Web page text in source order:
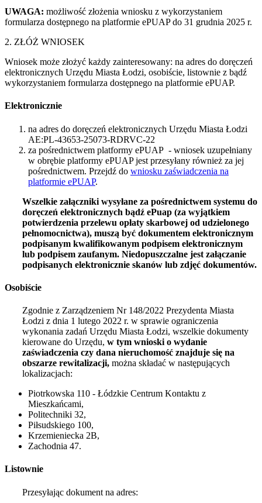
UWAGA: możliwość złożenia wniosku z wykorzystaniem
formularza dostępnego na platformie ePUAP do 31 grudnia 2025 r.
2. ZŁÓŻ WNIOSEK
Wniosek może złożyć każdy zainteresowany: na adres do doręczeń
elektronicznych Urzędu Miasta Łodzi, osobiście, listownie z bądź
wykorzystaniem formularza dostępnego na platformie ePUAP.
Elektronicznie
na adres do doręczeń elektronicznych Urzędu Miasta Łodzi
AE:PL-43653-25073-RDRVC-22
za pośrednictwem platformy ePUAP - wniosek uzupełniany
w obrębie platformy ePUAP jest przesyłany również za jej
pośrednictwem. Przejdź do wniosku zaświadczenia na
platformie ePUAP.
Wszelkie załączniki wysyłane za pośrednictwem systemu do
doręczeń elektronicznych bądź ePuap (za wyjątkiem
potwierdzenia przelewu opłaty skarbowej od udzielonego
pełnomocnictwa), muszą być dokumentem elektronicznym
podpisanym kwalifikowanym podpisem elektronicznym
lub podpisem zaufanym. Niedopuszczalne jest załączanie
podpisanych elektronicznie skanów lub zdjęć dokumentów.
Osobiście
Zgodnie z Zarządzeniem Nr 148/2022 Prezydenta Miasta
Łodzi z dnia 1 lutego 2022 r. w sprawie ograniczenia
wykonania zadań Urzędu Miasta Łodzi, wszelkie dokumenty
kierowane do Urzędu, w tym wnioski o wydanie
zaświadczenia czy dana nieruchomość znajduje się na
obszarze rewitalizacji, można składać w następujących
lokalizacjach:
Piotrkowska 110 - Łódzkie Centrum Kontaktu z
Mieszkańcami,
Politechniki 32,
Piłsudskiego 100,
Krzemieniecka 2B,
Zachodnia 47.
Listownie
Przesyłając dokument na adres: